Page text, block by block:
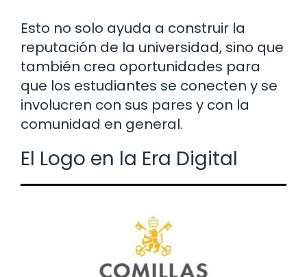
Esto no solo ayuda a construir la
reputación de la universidad, sino que
también crea oportunidades para
que los estudiantes se conecten y se
involucren con sus pares y con la
comunidad en general.
El Logo en la Era Digital